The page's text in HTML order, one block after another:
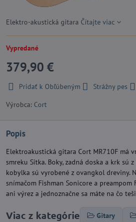
Elektro-akustická gitara Čítajte viac
Vypredané
379,90 €
Pridať k Obľúbeným Strážny pes
Výrobca: Cort
Popis
Elektroakustická gitara Cort MR710F má
smreku Sitka. Boky, zadná doska a krk sú
kobylka sú vyrobené z ovangkol dreviny.
snímačom Fishman Sonicore a preampom
ani výrez a jednoznačne sa máte na čo
Viac z kategórie Gitary